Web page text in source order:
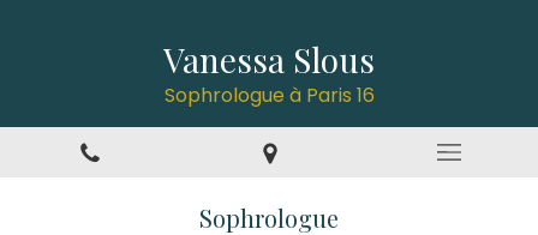
Vanessa Slous
Sophrologue à Paris 16
Sophrologue